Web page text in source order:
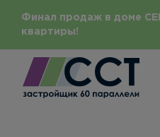
Финал продаж в доме
квартиры!